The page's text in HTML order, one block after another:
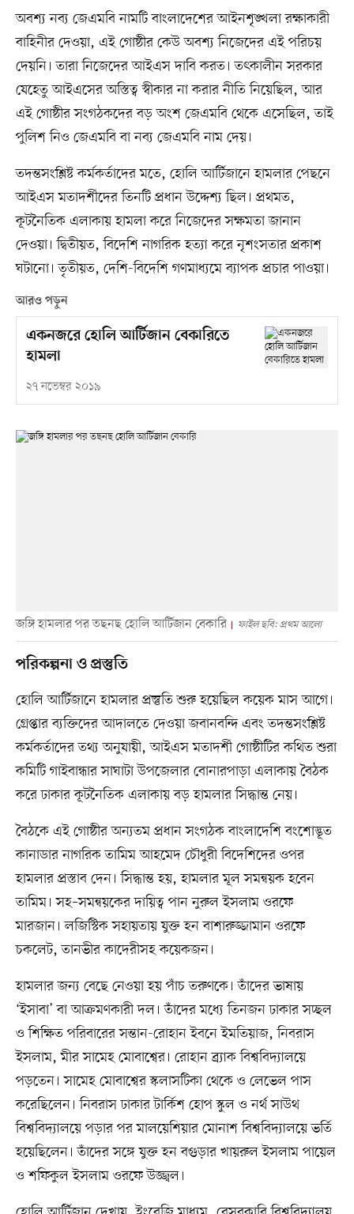
অবশ্য নব্য জেএমবি নামটি বাংলাদেশের আইনশৃঙ্খলা রক্ষাকারী
বাহিনীর দেওয়া, এই গোষ্ঠীর কেউ অবশ্য নিজেদের এই পরিচয়
দেয়নি। তারা নিজেদের আইএস দাবি করত। তৎকালীন সরকার
যেহেতু আইএসের অস্তিত্ব স্বীকার না করার নীতি নিয়েছিল, আর
এই গোষ্ঠীর সংগঠকদের বড় অংশ জেএমবি থেকে এসেছিল, তাই
পুলিশ নিও জেএমবি বা নব্য জেএমবি নাম দেয়।
তদন্তসংশ্লিষ্ট কর্মকর্তাদের মতে, হোলি আর্টিজানে হামলার পেছনে
আইএস মতাদর্শীদের তিনটি প্রধান উদ্দেশ্য ছিল। প্রথমত,
কূটনৈতিক এলাকায় হামলা করে নিজেদের সক্ষমতা জানান
দেওয়া। দ্বিতীয়ত, বিদেশি নাগরিক হত্যা করে নৃশংসতার প্রকাশ
ঘটানো। তৃতীয়ত, দেশি-বিদেশি গণমাধ্যমে ব্যাপক প্রচার পাওয়া।
আরও পড়ুন
একনজরে হোলি আর্টিজান বেকারিতে
হামলা
২৭ নভেম্বর ২০১৯
জঙ্গি হামলার পর তছনছ হোলি আর্টিজান বেকারি ফাইল ছবি: প্রথম আলো
পরিকল্পনা ও প্রস্তুতি
হোলি আর্টিজানে হামলার প্রস্তুতি শুরু হয়েছিল কয়েক মাস আগে।
গ্রেপ্তার ব্যক্তিদের আদালতে দেওয়া জবানবন্দি এবং তদন্তসংশ্লিষ্ট
কর্মকর্তাদের তথ্য অনুযায়ী, আইএস মতাদর্শী গোষ্ঠীটির কথিত শুরা
কমিটি গাইবান্ধার সাঘাটা উপজেলার বোনারপাড়া এলাকায় বৈঠক
করে ঢাকার কূটনৈতিক এলাকায় বড় হামলার সিদ্ধান্ত নেয়।
বৈঠকে এই গোষ্ঠীর অন্যতম প্রধান সংগঠক বাংলাদেশি বংশোদ্ভূত
কানাডার নাগরিক তামিম আহমেদ চৌধুরী বিদেশিদের ওপর
হামলার প্রস্তাব দেন। সিদ্ধান্ত হয়, হামলার মূল সমন্বয়ক হবেন
তামিম। সহ–সমন্বয়কের দায়িত্ব পান নুরুল ইসলাম ওরফে
মারজান। লজিস্টিক সহায়তায় যুক্ত হন বাশারুজ্জামান ওরফে
চকলেট, তানভীর কাদেরীসহ কয়েকজন।
হামলার জন্য বেছে নেওয়া হয় পাঁচ তরুণকে। তাঁদের ভাষায়
‘ইসাবা’ বা আক্রমণকারী দল। তাঁদের মধ্যে তিনজন ঢাকার সচ্ছল
ও শিক্ষিত পরিবারের সন্তান-রোহান ইবনে ইমতিয়াজ, নিবরাস
ইসলাম, মীর সামেহ মোবাশ্বের। রোহান ব্র্যাক বিশ্ববিদ্যালয়ে
পড়তেন। সামেহ মোবাশ্বের স্কলাসটিকা থেকে ও লেভেল পাস
করেছিলেন। নিবরাস ঢাকার টার্কিশ হোপ স্কুল ও নর্থ সাউথ
বিশ্ববিদ্যালয়ে পড়ার পর মালয়েশিয়ার মোনাশ বিশ্ববিদ্যালয়ে ভর্তি
হয়েছিলেন। তাঁদের সঙ্গে যুক্ত হন বগুড়ার খায়রুল ইসলাম পায়েল
ও শফিকুল ইসলাম ওরফে উজ্জ্বল।